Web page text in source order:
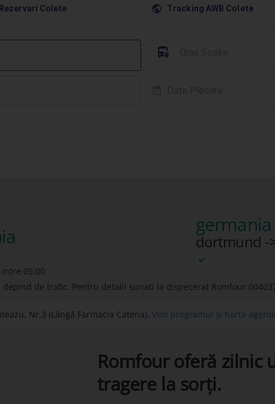
Rezervari Colete 󰇧 Tracking AWB Colete
󱈒
05:00
dortmund -
de trafic. Pentru detalii sunati la dispecerat Romfour
Nr.3 (Lângă Farmacia Catena). Vezi programul și harta
Romfour oferă zilnic
tragere la sorți.